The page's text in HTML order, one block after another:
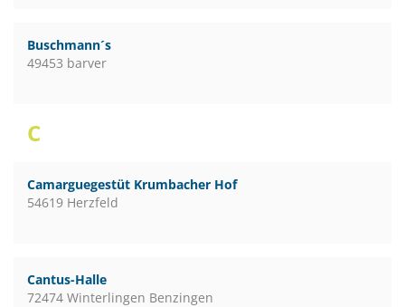
Buschmann´s
49453 barver
C
Camarguegestüt Krumbacher Hof
54619 Herzfeld
Cantus-Halle
72474 Winterlingen Benzingen